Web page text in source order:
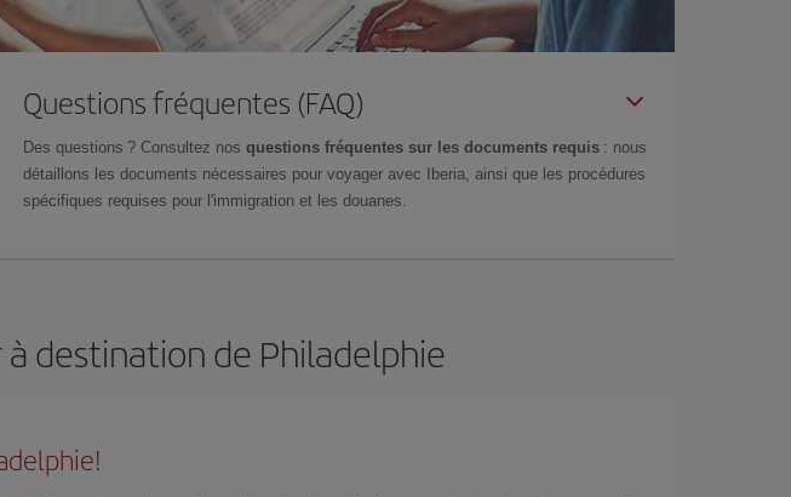
Questions fréquentes (FAQ)
Des questions ? Consultez nos questions fréquentes sur les documents requis : nous
détaillons les documents nécessaires pour voyager avec Iberia, ainsi que les procédures
spécifiques requises pour l'immigration et les douanes.
destination de Philadelphie